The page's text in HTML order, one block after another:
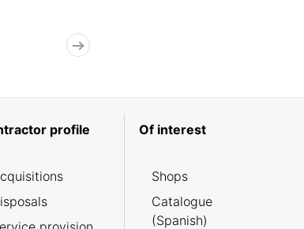
profile Of interest
Shops
Catalogue
(Spanish)